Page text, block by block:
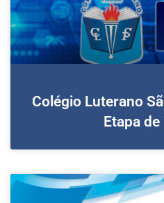
Colégio Luterano
Etapa